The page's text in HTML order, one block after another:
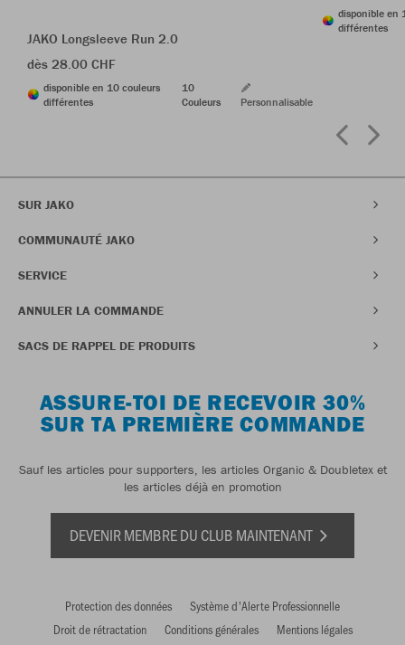
JAKO Longsleeve Run 2.0
dès 28.00 CHF
disponible en 10 couleurs
différentes
10
Couleurs
Personnalisable
disponible en
différentes
SUR JAKO
COMMUNAUTÉ JAKO
SERVICE
ANNULER LA COMMANDE
SACS DE RAPPEL DE PRODUITS
ASSURE-TOI DE RECEVOIR 30%
SUR TA PREMIÈRE COMMANDE
Sauf les articles pour supporters, les articles Organic & Doubletex et
les articles déjà en promotion
DEVENIR MEMBRE DU CLUB MAINTENANT
Protection des données
Système d'Alerte Professionnelle
Droit de rétractation
Conditions générales Mentions légales